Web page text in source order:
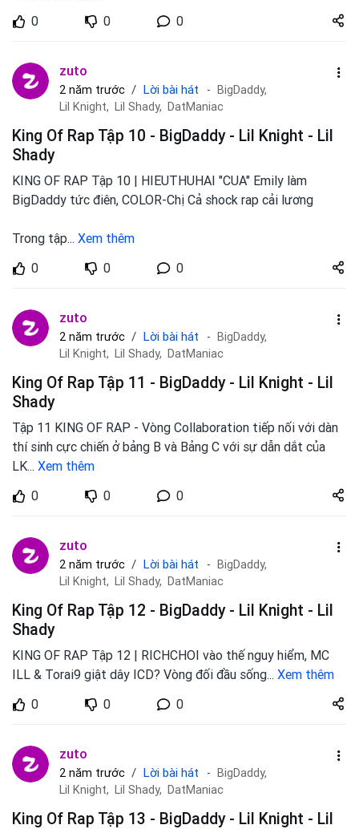
0
0 0
Share
zuto.vn
zuto
2 năm trước Lời bài hát
BigDaddy,
Lil Knight, Lil Shady, DatManiac
King Of Rap Tập 10 - BigDaddy - Lil Knight - Lil
Shady
KING OF RAP Tập 10 | HIEUTHUHAI "CUA" Emily làm
BigDaddy tức điên, COLOR-Chị Cả shock rap cải lương
Trong tập... Xem thêm
0
0 0
Share
zuto.vn
zuto
2 năm trước Lời bài hát
BigDaddy,
Lil Knight, Lil Shady, DatManiac
King Of Rap Tập 11 - BigDaddy - Lil Knight - Lil
Shady
Tập 11 KING OF RAP - Vòng Collaboration tiếp nối với dàn
thí sinh cực chiến ở bảng B và Bảng C với sự dẫn dắt của
LK... Xem thêm
0
0 0
Share
zuto.vn
zuto
2 năm trước Lời bài hát
BigDaddy,
Lil Knight, Lil Shady, DatManiac
King Of Rap Tập 12 - BigDaddy - Lil Knight - Lil
Shady
KING OF RAP Tập 12 | RICHCHOI vào thế nguy hiểm, MC
ILL & Torai9 giật dây ICD? Vòng đối đầu sống... Xem thêm
0
0 0
Share
zuto.vn
zuto
2 năm trước Lời bài hát
BigDaddy,
Lil Knight, Lil Shady, DatManiac
King Of Rap Tập 13 - BigDaddy - Lil Knight - Lil